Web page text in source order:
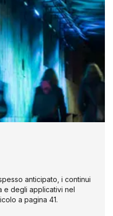
anticipato, i continui
e degli applicativi nel
a pagina 41.